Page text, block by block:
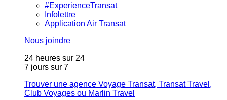
#ExperienceTransat
Infolettre
Application Air Transat
Nous joindre
24 heures sur 24
7 jours sur 7
Trouver une agence Voyage Transat, Transat Travel,
Club Voyages ou Marlin Travel